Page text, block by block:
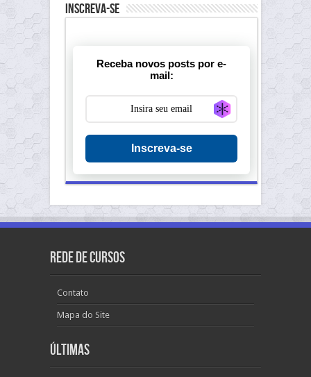
Inscreva-se
Receba novos posts por e-
mail:
Inscreva-se
Rede de Cursos
Contato
Mapa do Site
Últimas